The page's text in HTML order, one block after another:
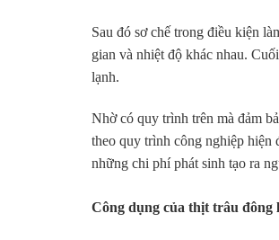
Sau đó sơ chế trong điều kiện
gian và nhiệt độ khác nhau.
lạnh.
Nhờ có quy trình trên mà đảm
theo quy trình công nghiệp
những chi phí phát sinh tạo ra
Công dụng của thịt trâu đông